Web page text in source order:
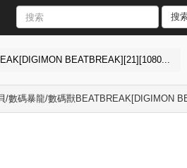
搜
BEATBREAK][21][1080...
/數碼暴龍/數碼獸BEATBREAK[DIGIMON